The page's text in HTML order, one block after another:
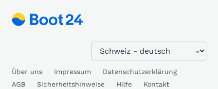
Über uns Impressum
Datenschutzerklärung
AGB
Sicherheitshinweise Hilfe Kontakt